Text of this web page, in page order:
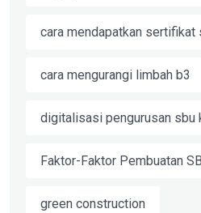
cara mendapatkan sertifikat
cara mengurangi limbah b3
digitalisasi pengurusan sbu
Faktor-Faktor Pembuatan
green construction